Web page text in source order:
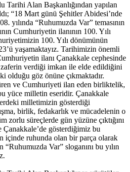
Tarihi Alan Başkanlığından yapılan
“18 Mart günü Şehitler Abidesi’nde
yılında “Ruhumuzda Var” temasının
Cumhuriyetin ilanının 100. Yılı
100. Yılı dönümünün
yaşamaktayız. Tarihimizin önemli
ilanı Çanakkale cephesinde
verdiği imkan ile elde edildiğini
olduğu göz önüne çıkmaktadır.
ve Cumhuriyeti ilan eden birliktelik,
yüce milletin eseridir. Çanakkale
milletimizin gösterdiği
birlik, fedakarlık ve mücadelenin o
zorlu süreçlerde gün yüzüne çıktığını
gösterdiğimiz bu
içinde ruhunda olan bir parça olarak
“Ruhumuzda Var” sloganını bu yılın